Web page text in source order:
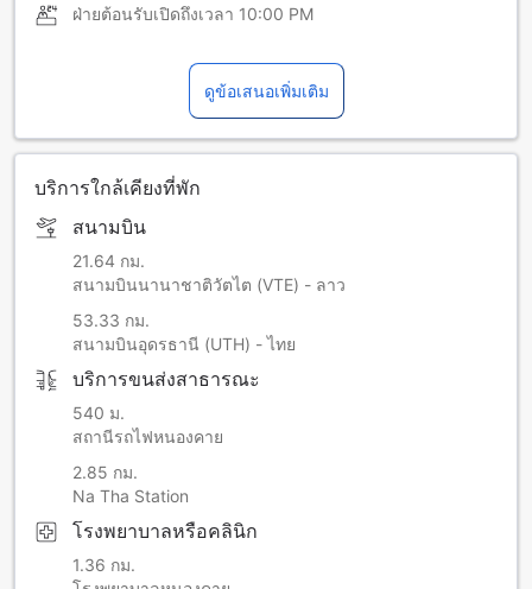
ฝ่ายต้อนรับเปิดถึงเวลา 10:00 PM
ดูข้อเสนอเพิ่มเติม
บริการใกล้เคียงที่พัก
สนามบิน
21.64 กม.
สนามบินนานาชาติวัตไต (VTE) - ลาว
53.33 กม.
สนามบินอุดรธานี (UTH) - ไทย
บริการขนส่งสาธารณะ
540 ม.
สถานีรถไฟหนองคาย
2.85 กม.
Na Tha Station
โรงพยาบาลหรือคลินิก
1.36 กม.